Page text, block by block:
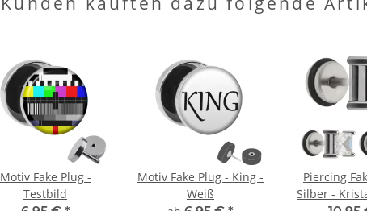
Motiv Fake Plug -
Testbild
Motiv Fake Plug - King -
Weiß
Piercing
Silber -